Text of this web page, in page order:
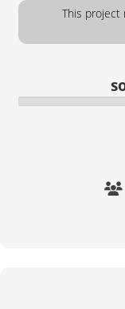
This project